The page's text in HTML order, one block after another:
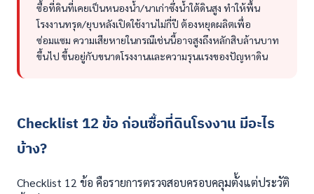
ซื้อที่ดินที่เคยเป็นหนองน้ำ/นาเก่าซึ่งน้ำใต้ดินสูง ทำให้พื้น
โรงงานทรุด/ยุบหลังเปิดใช้งานไม่กี่ปี ต้องหยุดผลิตเพื่อ
ซ่อมแซม ความเสียหายในกรณีเช่นนี้อาจสูงถึงหลักสิบล้านบาท
ขึ้นไป ขึ้นอยู่กับขนาดโรงงานและความรุนแรงของปัญหาดิน
Checklist 12 ข้อ ก่อนซื้อที่ดินโรงงาน มีอะไร
บ้าง?
Checklist 12 ข้อ คือรายการตรวจสอบครอบคลุมตั้งแต่ประวัติ